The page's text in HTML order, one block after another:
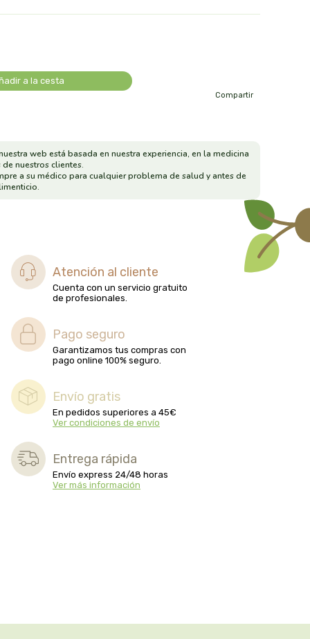
a la cesta
Compartir
web está basada en nuestra experiencia, en la medicina
nuestros clientes.
a su médico para cualquier problema de salud y antes de
Atención al cliente
Cuenta con un servicio gratuito
de profesionales.
Pago seguro
Garantizamos tus compras con
pago online 100% seguro.
Envío gratis
En pedidos superiores a 45€
Ver condiciones de envío
Entrega rápida
Envío express 24/48 horas
Ver más información